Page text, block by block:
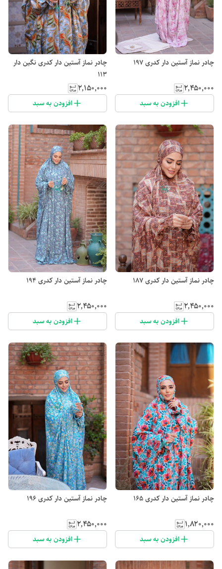
چادر نماز آستین دار کدری 197
۲٬۴۵۰٬۰۰۰
افزودن به سبد
چادر نماز آستین دار کدری نگین دار
113
۲٬۱۵۰٬۰۰۰
افزودن به سبد
چادر نماز آستین دار کدری 187
۲٬۴۵۰٬۰۰۰
افزودن به سبد
چادر نماز آستین دار کدری 194
۲٬۴۵۰٬۰۰۰
افزودن به سبد
چادر نماز آستین دار کدری 165
۱٬۸۲۰٬۰۰۰
افزودن به سبد
چادر نماز آستین دار کدری 196
۲٬۴۵۰٬۰۰۰
افزودن به سبد